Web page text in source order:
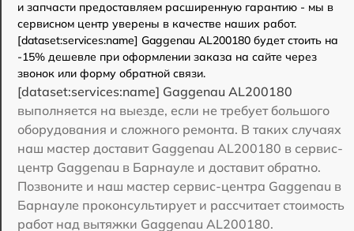
и запчасти предоставляем расширенную гарантию - мы в
сервисном центр уверены в качестве наших работ.
[dataset:services:name] Gaggenau AL200180 будет стоить на
-15% дешевле при оформлении заказа на сайте через
звонок или форму обратной связи.
[dataset:services:name] Gaggenau AL200180
выполняется на выезде, если не требует большого
оборудования и сложного ремонта. В таких случаях
наш мастер доставит Gaggenau AL200180 в сервис-
центр Gaggenau в Барнауле и доставит обратно.
Позвоните и наш мастер сервис-центра Gaggenau в
Барнауле проконсультирует и рассчитает стоимость
работ над вытяжки Gaggenau AL200180.